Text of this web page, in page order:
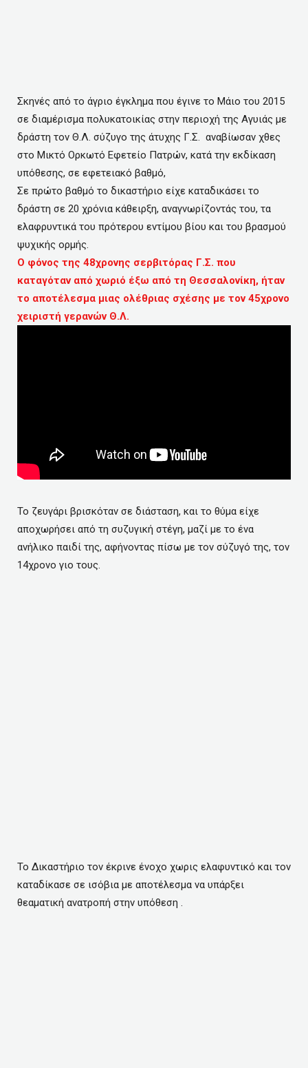
Σκηνές από το άγριο έγκλημα που έγινε το Μάιο του 2015
σε διαμέρισμα πολυκατοικίας στην περιοχή της Αγυιάς με
δράστη τον Θ.Λ. σύζυγο της άτυχης Γ.Σ. αναβίωσαν χθες
στο Μικτό Ορκωτό Εφετείο Πατρών, κατά την εκδίκαση
υπόθεσης, σε εφετειακό βαθμό,
Σε πρώτο βαθμό το δικαστήριο είχε καταδικάσει το
δράστη σε 20 χρόνια κάθειρξη, αναγνωρίζοντάς του, τα
ελαφρυντικά του πρότερου εντίμου βίου και του βρασμού
ψυχικής ορμής.
Ο φόνος της 48χρονης σερβιτόρας Γ.Σ. που
καταγόταν από χωριό έξω από τη Θεσσαλονίκη, ήταν
το αποτέλεσμα μιας ολέθριας σχέσης με τον 45χρονο
χειριστή γερανών Θ.Λ.
Το ζευγάρι βρισκόταν σε διάσταση, και το θύμα είχε
αποχωρήσει από τη συζυγική στέγη, μαζί με το ένα
ανήλικο παιδί της, αφήνοντας πίσω με τον σύζυγό της, τον
14χρονο γιο τους.
Το Δικαστήριο τον έκρινε ένοχο χωρις ελαφυντικό και τον
καταδίκασε σε ισόβια με αποτέλεσμα να υπάρξει
θεαματική ανατροπή στην υπόθεση .